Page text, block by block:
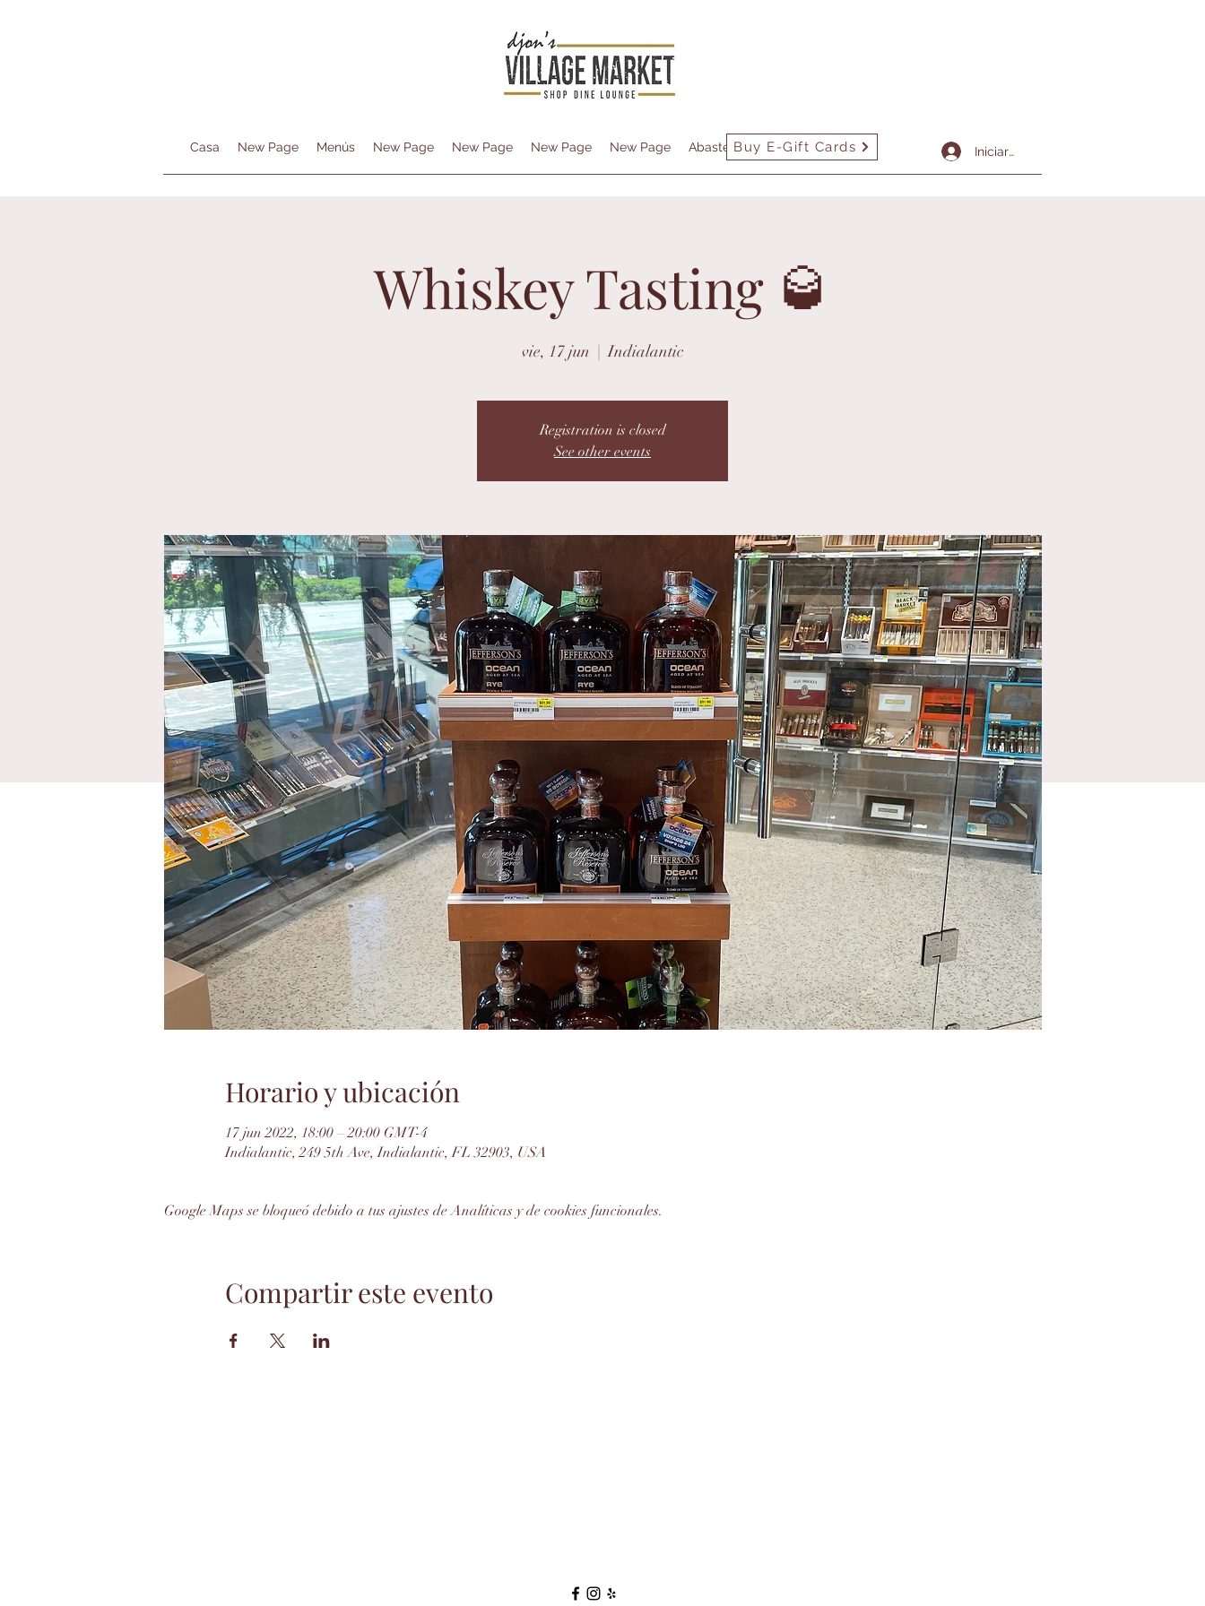
Casa New Page Menús New Page New Page New Page New Page Abastecimiento More
Buy E-Gift Cards Iniciar sesión
Whiskey Tasting 🥃
vie, 17 jun
  |
Indialantic
Registration is closed
See other events
Horario y ubicación
17 jun 2022, 18:00 – 20:00 GMT-4
Indialantic, 249 5th Ave, Indialantic, FL 32903, USA
Google Maps se bloqueó debido a tus ajustes de Analíticas y de cookies funcionales.
Compartir este evento